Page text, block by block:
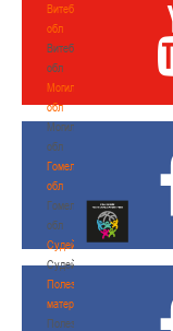
Витебская
обл
Витебская
обл
Могилевская
обл
Могилевская
обл
Гомельская
обл
Гомельская
обл
Судейство
Судейство
Полезные
материалы
Полезные